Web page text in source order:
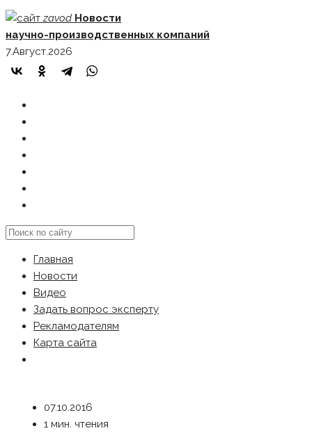
Skip
to
content
zavod Новости
научно-производственных компаний
7.Август.2026
Search
websiteГлавная
Новости
Видео
Задать вопрос эксперту
Рекламодателям
Карта сайта
07.10.2016
1 мин. чтения